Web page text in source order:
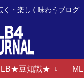
く・楽しく味わうブログ
豆知識★